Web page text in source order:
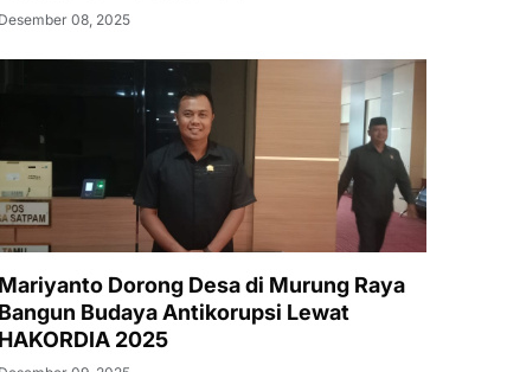
Desember 08, 2025
Mariyanto Dorong Desa di Murung Raya
Bangun Budaya Antikorupsi Lewat
HAKORDIA 2025